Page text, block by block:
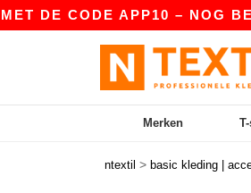
APP10 – NOG BETERE
Merken
ntextil > basic kleding |